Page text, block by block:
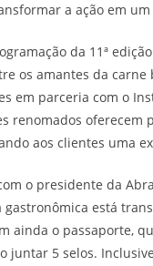
a ação em
da 11ª
os amantes da
em parceria com o
renomados oferecem
aos clientes uma
o presidente da
gastronômica está
ainda o passaporte,
juntar 5 selos.